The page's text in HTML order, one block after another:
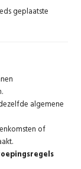
geplaatste
algemene
of